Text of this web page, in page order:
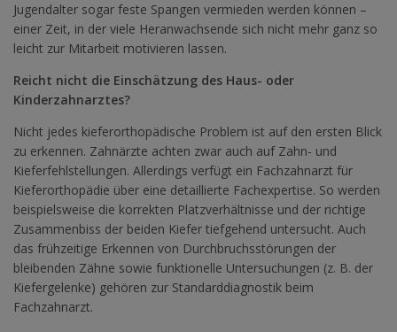
Jugendalter sogar feste Spangen vermieden werden können –
einer Zeit, in der viele Heranwachsende sich nicht mehr ganz so
leicht zur Mitarbeit motivieren lassen.
Reicht nicht die Einschätzung des Haus- oder
Kinderzahnarztes?
Nicht jedes kieferorthopädische Problem ist auf den ersten Blick
zu erkennen. Zahnärzte achten zwar auch auf Zahn- und
Kieferfehlstellungen. Allerdings verfügt ein Fachzahnarzt für
Kieferorthopädie über eine detaillierte Fachexpertise. So werden
beispielsweise die korrekten Platzverhältnisse und der richtige
Zusammenbiss der beiden Kiefer tiefgehend untersucht. Auch
das frühzeitige Erkennen von Durchbruchsstörungen der
bleibenden Zähne sowie funktionelle Untersuchungen (z. B. der
Kiefergelenke) gehören zur Standarddiagnostik beim
Fachzahnarzt.